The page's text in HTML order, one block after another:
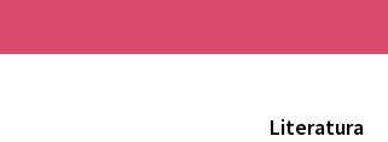
Literatura